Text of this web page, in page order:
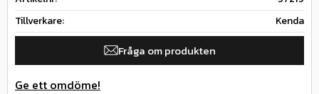
Tillverkare
Kenda
Fråga om produkten
Ge ett omdöme!